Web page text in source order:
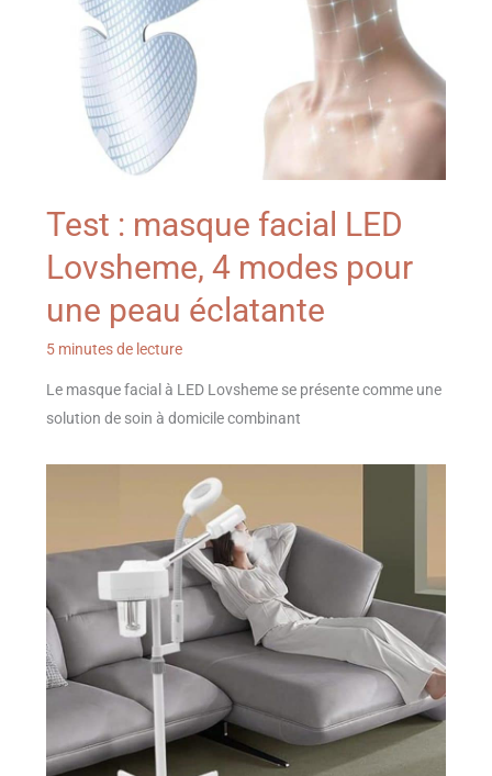
Test : masque facial LED
Lovsheme, 4 modes pour
une peau éclatante
5 minutes de lecture
Le masque facial à LED Lovsheme se présente comme une
solution de soin à domicile combinant